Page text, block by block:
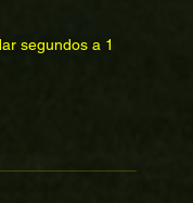
segundos a 1